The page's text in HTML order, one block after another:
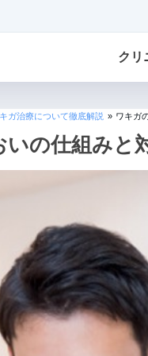
クリ
ガ治療について徹底解説 » ワキガ
の仕組みと